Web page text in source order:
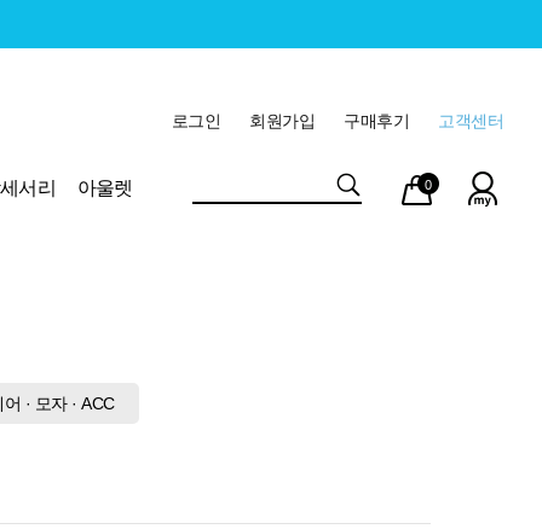
고객센터
구매후기
회원가입
로그인
서리
아울렛
마이
페이
장바
구니
0
· 모자 · ACC